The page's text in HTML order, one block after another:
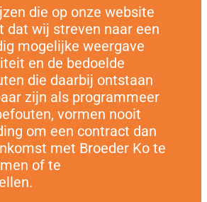
die op onze website
dat wij streven naar een
mogelijke weergave
en de bedoelde
die daarbij ontstaan
zijn als programmeer
vormen nooit
om een contract dan
met Broeder Ko te
of te